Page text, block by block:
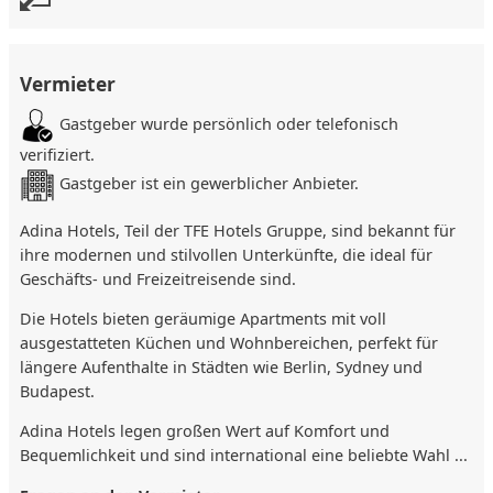
Individuell regelbare Klimaanlage
Minibar
Großzügiges Bad mit Badewanne oder Dusche
Waschmaschine und Trockner
Fair-Trade Pflegeprodukte, Föhn und Kosmetikspiegel
Kostenloses WLAN im Zimmer
LCD TV mit Miracast Mirroring System ...
Lage
Nähe zum historischen Römer, Kaiserdom St. Bartholomäus,
Goethe-Haus und der Paulskirche
Flughafen Frankfurt in 20 Minuten erreichbar
Fußläufig zu Restaurants, Cafés und Bars
S-Bahn-Station Taunusanlage, Hauptbahnhof und U-
Direkt im Zentrum von Frankfurt
Vermieter
Gastgeber wurde persönlich oder telefonisch
verifiziert.
Gastgeber ist ein gewerblicher Anbieter.
Adina Hotels, Teil der TFE Hotels Gruppe, sind bekannt für
ihre modernen und stilvollen Unterkünfte, die ideal für
Geschäfts- und Freizeitreisende sind.
Die Hotels bieten geräumige Apartments mit voll
ausgestatteten Küchen und Wohnbereichen, perfekt für
längere Aufenthalte in Städten wie Berlin, Sydney und
Budapest.
Adina Hotels legen großen Wert auf Komfort und
Bequemlichkeit und sind international eine beliebte Wahl ...